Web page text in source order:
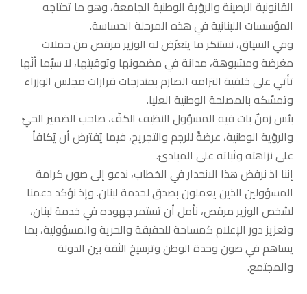
القانونية الرصينة والرؤية الوطنية الجامعة، وهو ما تحتاجه
المؤسسات اللبنانية في هذه المرحلة الحساسة.
وفي السياق، نستنكر ما يتعرّض له الوزير مرقص من حملات
مغرضة ومشبوهة، مدانة في مضمونها وتوقيتها، لا سيّما أنّها
تأتي على خلفية التزامه الصارم بمندرجات قرارات مجلس الوزراء
وتمسّكه بالمصلحة الوطنية العليا.
بئس زمنٌ بات فيه المسؤول النظيف الكفّ، صاحب الضمير الحيّ
والرؤية الوطنية، عرضةً للرجم والتجريح، فيما يُفترض أن يُكافأ
على نزاهته وثباته على المبادئ.
إننا اذ نرفض هذا الانحدار في الخطاب، ندعو إلى صون كرامة
المسؤولين الذين يعملون بصدق لخدمة لبنان. وإذ نؤكد دعمنا
لشخص الوزير مرقص، نأمل أن تستمر جهوده في خدمة لبنان،
وتعزيز دور الإعلام كمساحة للحقيقة والحرية والمسؤولية، بما
يساهم في صون وحدة الوطن وترسيخ الثقة بين الدولة
والمجتمع.